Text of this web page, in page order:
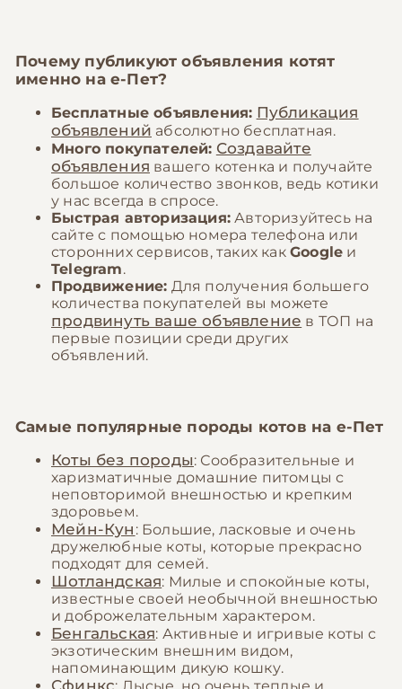
Почему публикуют объявления котят
именно на е-Пет?
Бесплатные объявления: Публикация
объявлений абсолютно бесплатная.
Много покупателей: Создавайте
объявления вашего котенка и получайте
большое количество звонков, ведь котики
у нас всегда в спросе.
Быстрая авторизация: Авторизуйтесь на
сайте с помощью номера телефона или
сторонних сервисов, таких как Google и
Telegram.
Продвижение: Для получения большего
количества покупателей вы можете
продвинуть ваше объявление в ТОП на
первые позиции среди других
объявлений.
Самые популярные породы котов на е-Пет
Коты без породы: Сообразительные и
харизматичные домашние питомцы с
неповторимой внешностью и крепким
здоровьем.
Мейн-Кун : Большие, ласковые и очень
дружелюбные коты, которые прекрасно
подходят для семей.
Шотландская: Милые и спокойные коты,
известные своей необычной внешностью
и доброжелательным характером.
Бенгальская: Активные и игривые коты с
экзотическим внешним видом,
напоминающим дикую кошку.